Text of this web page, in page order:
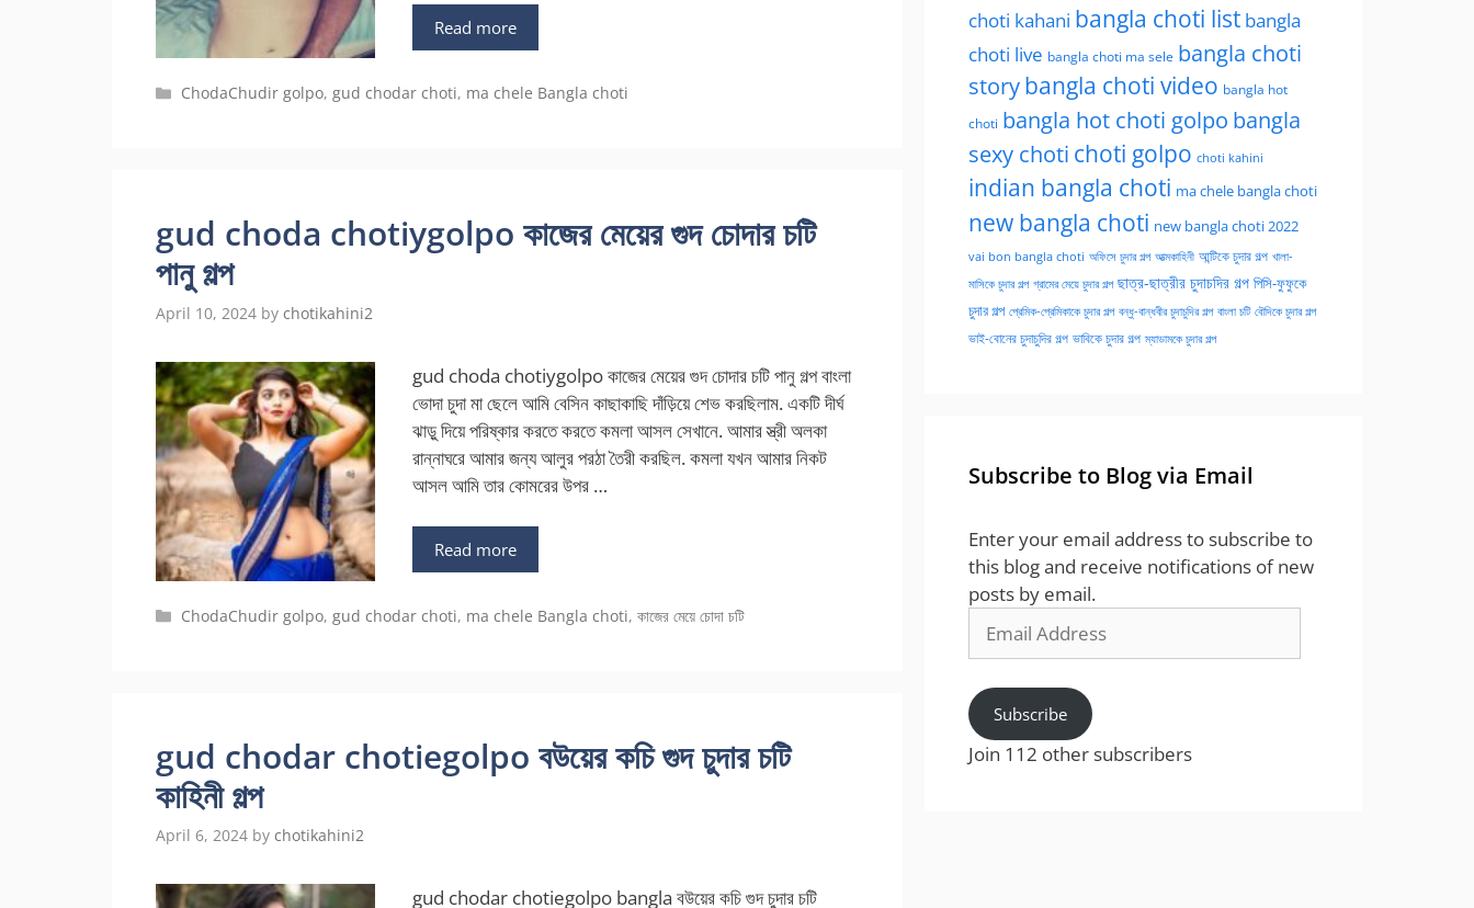
Read more
Categories
ChodaChudir golpo,gud chodar choti, ma chele Bangla choti
gud choda chotiygolpo কাজের মেয়ের গুদ চোদার চটি
পানু গল্প
April 10, 2024 by chotikahini2
gud choda chotiygolpo কাজের মেয়ের গুদ চোদার চটি পানু গল্প বাংলা
ভোদা চুদা মা ছেলে আমি বেসিন কাছাকাছি দাঁড়িয়ে শেভ করছিলাম. একটি দীর্ঘ
ঝাড়ু দিয়ে পরিষ্কার করতে করতে কমলা আসল সেখানে. আমার স্ত্রী অলকা
রান্নাঘরে আমার জন্য আলুর পরঠা তৈরী করছিল. কমলা যখন আমার নিকট
আসল আমি তার কোমরের উপর …
Read more
Categories
ChodaChudir golpo,gud chodar choti, ma chele Bangla choti,কাজের মেয়ে চোদা চটি
gud chodar chotiegolpo বউয়ের কচি গুদ চুদার চটি
কাহিনী গল্প
April 6, 2024 by chotikahini2
gud chodar chotiegolpo bangla বউয়ের কচি গুদ চুদার চটি
choti kahani bangla choti list bangla
choti live bangla choti ma sele bangla choti
storybangla choti video bangla hot
choti bangla hot choti golpo bangla
sexy choti choti golpo choti kahini
indian bangla choti ma chele bangla choti
new bangla choti new bangla choti 2022
vai bon bangla choti অফিসে চুদার গল্প আত্মকাহিনী আন্টিকে চুদার গল্প খালা-
মাসিকে চুদার গল্প গ্রামের মেয়ে চুদার গল্প ছাত্র-ছাত্রীর চুদাচদির গল্প পিসি-ফুফুকে
চুদার গল্প প্রেমিক-প্রেমিকাকে চুদার গল্প বন্ধু-বান্ধবীর চুদাচুদির গল্প বাংলা চটি বৌদিকে চুদার গল্প
ভাই-বোনের চুদাচুদির গল্প ভাবিকে চুদার গল্প ম্যাডামকে চুদার গল্প
Subscribe to Blog via Email
Enter your email address to subscribe to
this blog and receive notifications of new
posts by email.
Address
Subscribe
Join 112 other subscribers